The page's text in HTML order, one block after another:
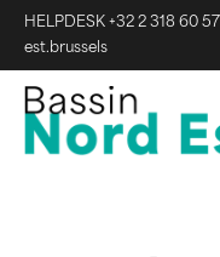
HELPDESK +32 2 318 60 57
est.brussels